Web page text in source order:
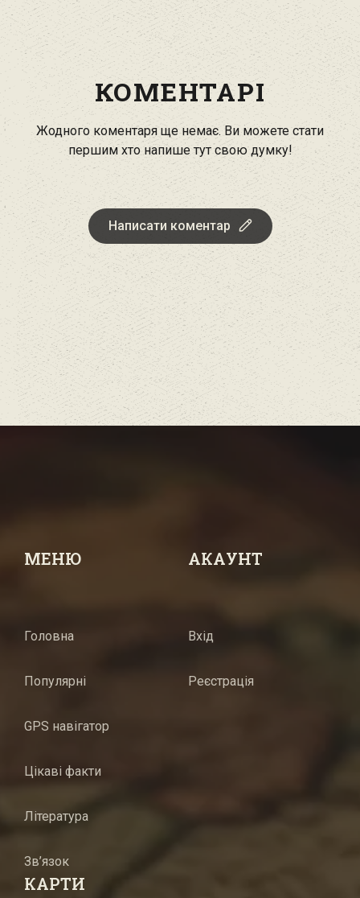
КОМЕНТАРІ
Жодного коментаря ще немає. Ви можете стати
першим хто напише тут свою думку!
Написати коментар
МЕНЮ
Головна
Популярні
GPS навігатор
Цікаві факти
Література
Зв’язок
АКАУНТ
Вхід
Реєстрація
КАРТИ